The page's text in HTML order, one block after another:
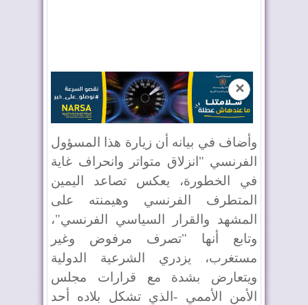
✕
وأضاف في بيانه أن زيارة هذا المسؤول
الفرنسي "انزلاق متواتر وانحراف غاية
في الخطورة، يعكس تصاعد اليمين
المتطرف الفرنسي وهيمنته على
المشهد والقرار السياسي الفرنسي"،
وتابع أنها "تصرف مرفوض وغير
مستغرب، يزدري الشرعية الدولية
ويتعارض بشدة مع قرارات مجلس
الأمن الأممي -الذي تشكل بلاده أحد